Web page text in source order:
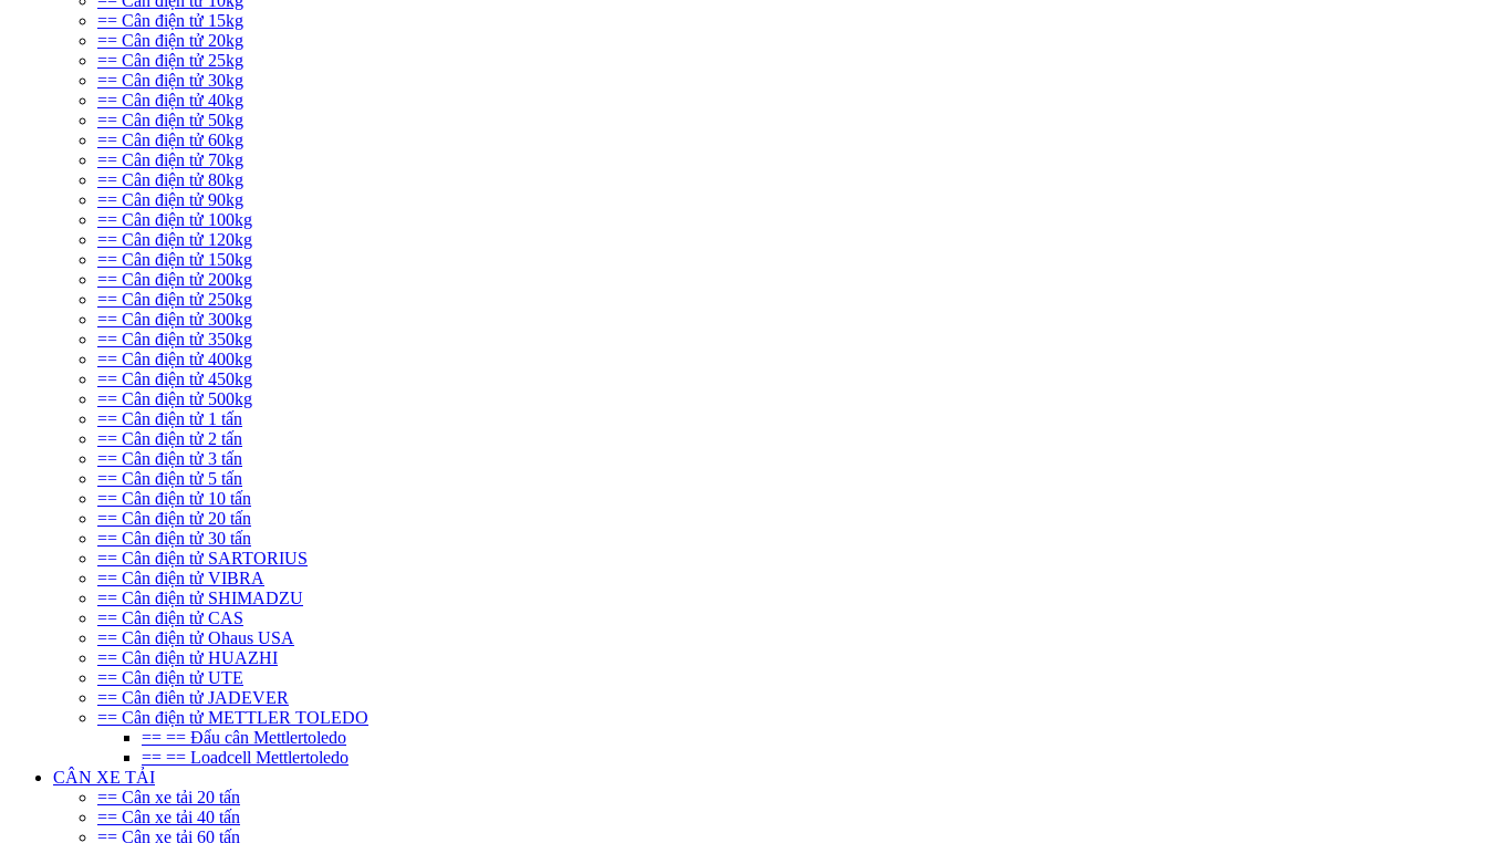
== Cân điện tử 15kg
== Cân điện tử 20kg
== Cân điện tử 25kg
== Cân điện tử 30kg
== Cân điện tử 40kg
== Cân điện tử 50kg
== Cân điện tử 60kg
== Cân điện tử 70kg
== Cân điện tử 80kg
== Cân điện tử 90kg
== Cân điện tử 100kg
== Cân điện tử 120kg
== Cân điện tử 150kg
== Cân điện tử 200kg
== Cân điện tử 250kg
== Cân điện tử 300kg
== Cân điện tử 350kg
== Cân điện tử 400kg
== Cân điện tử 450kg
== Cân điện tử 500kg
== Cân điện tử 1 tấn
== Cân điện tử 2 tấn
== Cân điện tử 3 tấn
== Cân điện tử 5 tấn
== Cân điện tử 10 tấn
== Cân điện tử 20 tấn
== Cân điện tử 30 tấn
== Cân điện tử SARTORIUS
== Cân điện tử VIBRA
== Cân điện tử SHIMADZU
== Cân điện tử CAS
== Cân điện tử Ohaus USA
== Cân điện tử HUAZHI
== Cân điện tử UTE
== Cân điên tử JADEVER
== Cân điện tử METTLER TOLEDO
== == Đẩu cân Mettlertoledo
== == Loadcell Mettlertoledo
CÂN XE TẢI
== Cân xe tải 20 tấn
== Cân xe tải 40 tấn
== Cân xe tải 60 tấn